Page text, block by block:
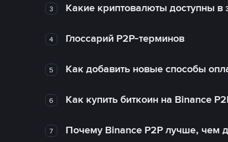
3 Какие криптовалюты доступны в
4 Глоссарий P2P-терминов
5 Как добавить новые способы
6 Как купить биткоин на Binance
7 Почему Binance P2P лучше, чем